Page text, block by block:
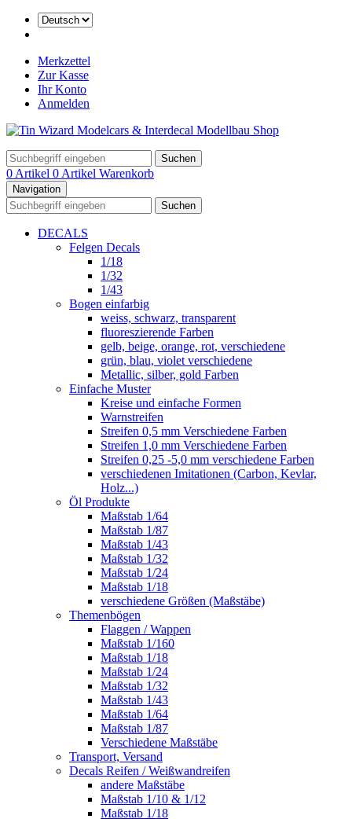
Merkzettel
Zur Kasse
Ihr Konto
Anmelden
Suchen
0 Artikel 0 Artikel Warenkorb
Navigation
Suchen
DECALS
Felgen Decals
1/18
1/32
1/43
Bogen einfarbig
weiss, schwarz, transparent
fluoreszierende Farben
gelb, beige, orange, rot, verschiedene
grün, blau, violet verschiedene
Metallic, silber, gold Farben
Einfache Muster
Kreise und einfache Formen
Warnstreifen
Streifen 0,5 mm Verschiedene Farben
Streifen 1,0 mm Verschiedene Farben
Streifen 0,25 -5,0 mm verschiedene Farben
verschiedenen Imitationen (Carbon, Kevlar,
Holz...)
Öl Produkte
Maßstab 1/64
Maßstab 1/87
Maßstab 1/43
Maßstab 1/32
Maßstab 1/24
Maßstab 1/18
verschiedene Größen (Maßstäbe)
Themenbögen
Flaggen / Wappen
Maßstab 1/160
Maßstab 1/18
Maßstab 1/24
Maßstab 1/32
Maßstab 1/43
Maßstab 1/64
Maßstab 1/87
Verschiedene Maßstäbe
Transport, Versand
Decals Reifen / Weißwandreifen
andere Maßstäbe
Maßstab 1/10 & 1/12
Maßstab 1/18